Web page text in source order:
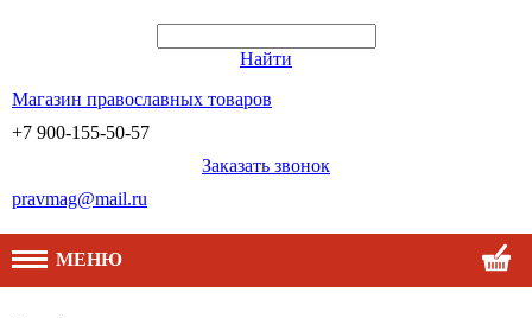
Найти
Магазин православных товаров
+7 900-155-50-57
Заказать звонок
pravmag@mail.ru
МЕНЮ